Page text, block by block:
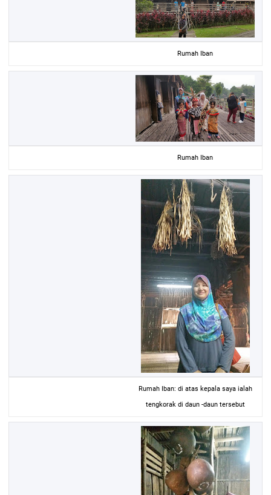
Rumah Iban
Rumah Iban
Rumah Iban: di atas kepala saya ialah
tengkorak di daun -daun tersebut